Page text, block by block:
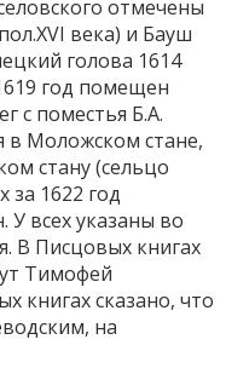
отмечены
века) и Бауш
голова 1614
год помещен
с поместья Б.А.
в Моложском стане,
стану (сельцо
за 1622 год
всех указаны во
В Писцовых книгах
Тимофей
книгах сказано, что
на